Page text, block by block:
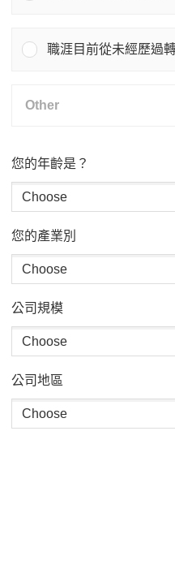
職涯目前從未經歷過
您的年齡是？
您的產業別
公司規模
公司地區